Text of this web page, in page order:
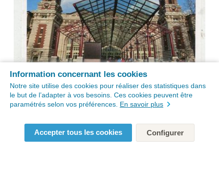
Information concernant les cookies
Notre site utilise des cookies pour réaliser des statistiques dans
le but de l’adapter à vos besoins. Ces cookies peuvent être
paramétrés selon vos préférences. En savoir plus
Accepter tous les cookies Configurer